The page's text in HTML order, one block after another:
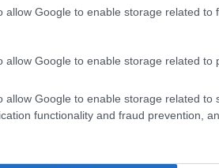
allow Google to enable storage related to
allow Google to enable storage related to
allow Google to enable storage related to
functionality and fraud prevention,